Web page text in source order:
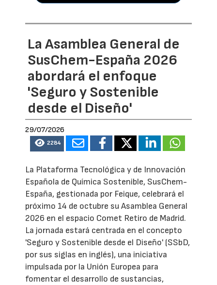
La Asamblea General de
SusChem-España 2026
abordará el enfoque
'Seguro y Sostenible
desde el Diseño'
29/07/2026
2284
La Plataforma Tecnológica y de Innovación
Española de Química Sostenible, SusChem-
España, gestionada por Feique, celebrará el
próximo 14 de octubre su Asamblea General
2026 en el espacio Comet Retiro de Madrid.
La jornada estará centrada en el concepto
'Seguro y Sostenible desde el Diseño' (SSbD,
por sus siglas en inglés), una iniciativa
impulsada por la Unión Europea para
fomentar el desarrollo de sustancias,